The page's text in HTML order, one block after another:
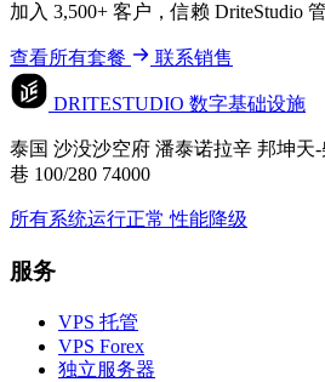
加入 3,500+ 客户，信赖 DriteStudio
查看所有套餐 联系销售
DRITESTUDIO 数字基础设施
泰国 沙没沙空府 潘泰诺拉辛 邦坤天-
巷 100/280 74000
所有系统运行正常 性能降级
服务
VPS 托管
VPS Forex
独立服务器